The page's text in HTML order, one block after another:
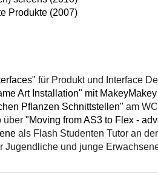
Produkte (2007)
für Produkt und Interface
Art Installation" mit
Pflanzen Schnittstellen" am
über "Moving from AS3 to Flex -
als Flash Studenten Tutor an
und junge